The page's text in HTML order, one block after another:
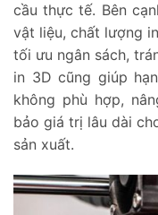
cầu thực tế. Bên
vật liệu, chất lượng
tối ưu ngân sách,
in 3D cũng giúp
không phù hợp,
bảo giá trị lâu dài
sản xuất.